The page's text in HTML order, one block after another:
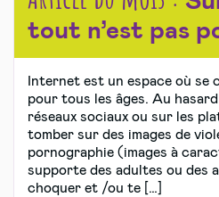
tout n’est pas
Internet est un espace où se
pour tous les âges. Au
réseaux sociaux ou sur les
tomber sur des images de
pornographie (images à
supporte des adultes ou des
choquer et /ou te […]